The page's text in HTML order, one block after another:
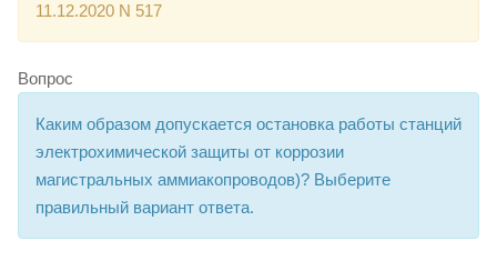
11.12.2020 N 517
Вопрос
Каким образом допускается остановка работы станций
электрохимической защиты от коррозии
магистральных аммиакопроводов)? Выберите
правильный вариант ответа.